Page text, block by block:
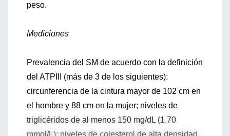
peso.
Mediciones
Prevalencia del SM de acuerdo con la definición
del ATPIII (más de 3 de los siguientes):
circunferencia de la cintura mayor de 102 cm en
el hombre y 88 cm en la mujer; niveles de
triglicéridos de al menos 150 mg/dL (1.70
mmol/L); niveles de colesterol de alta densidad